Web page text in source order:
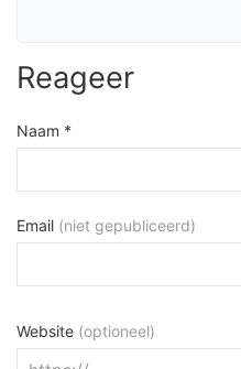
Reageer
Naam *
Email (niet gepubliceerd)
Website (optioneel)